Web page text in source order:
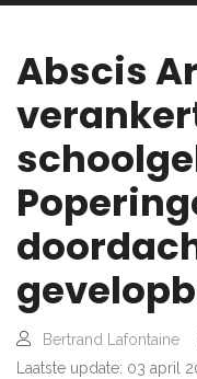
Abscis
Bertrand Lafontaine
Laatste update: 03 april